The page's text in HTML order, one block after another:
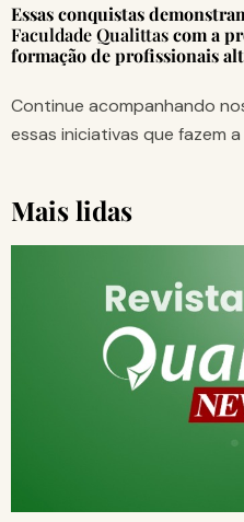
Essas conquistas
Faculdade Qualittascom a
formação de profissionais
Continue acompanhando
essas iniciativas que fazem
Mais lidas